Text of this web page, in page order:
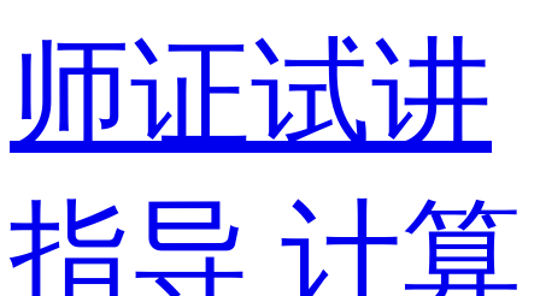
师证试讲
指导 计算